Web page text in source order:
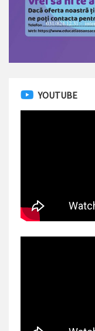
YOUTUBE